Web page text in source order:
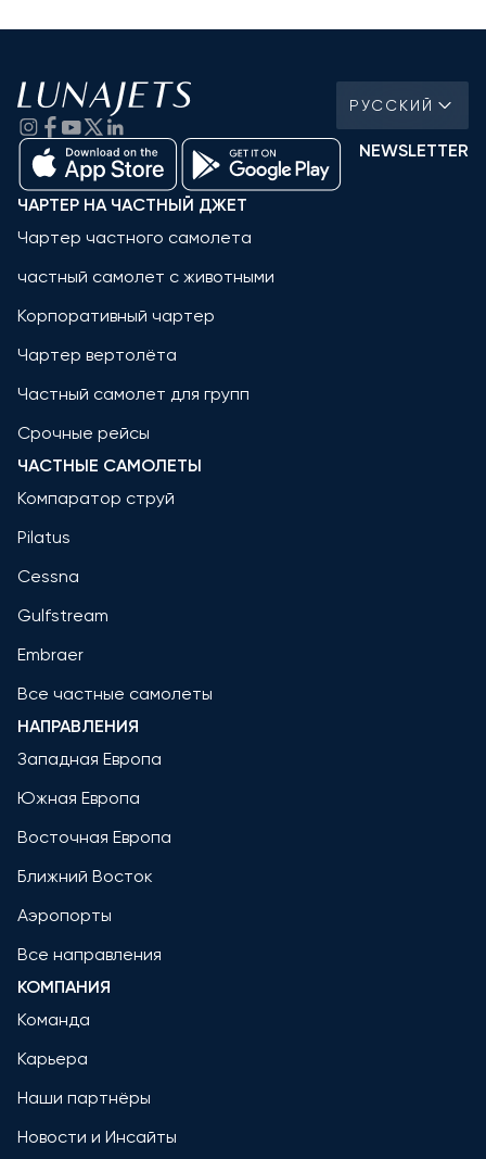
РУССКИЙ
NEWSLETTER
ЧАРТЕР НА ЧАСТНЫЙ ДЖЕТ
Чартер частного самолета
частный самолет с животными
Корпоративный чартер
Чартер вертолёта
Частный самолет для групп
Срочные рейсы
ЧАСТНЫЕ САМОЛЕТЫ
Компаратор струй
Pilatus
Cessna
Gulfstream
Embraer
Все частные самолеты
НАПРАВЛЕНИЯ
Западная Европа
Южная Европа
Восточная Европа
Ближний Восток
Аэропорты
Все направления
КОМПАНИЯ
Команда
Карьера
Наши партнёры
Новости и Инсайты